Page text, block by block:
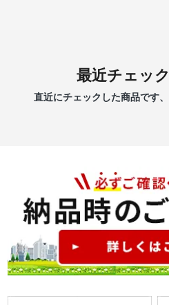
最近チェッ
直近にチェックした商品です